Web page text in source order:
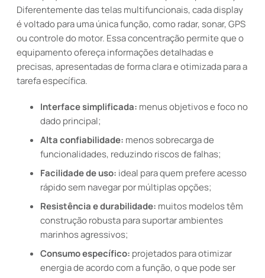
Diferentemente das telas multifuncionais, cada display
é voltado para uma única função, como radar, sonar, GPS
ou controle do motor. Essa concentração permite que o
equipamento ofereça informações detalhadas e
precisas, apresentadas de forma clara e otimizada para a
tarefa específica.
Interface simplificada: menus objetivos e foco no
dado principal;
Alta confiabilidade: menos sobrecarga de
funcionalidades, reduzindo riscos de falhas;
Facilidade de uso: ideal para quem prefere acesso
rápido sem navegar por múltiplas opções;
Resistência e durabilidade: muitos modelos têm
construção robusta para suportar ambientes
marinhos agressivos;
Consumo específico: projetados para otimizar
energia de acordo com a função, o que pode ser